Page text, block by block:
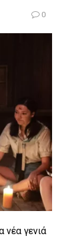
0
νέα γενιά